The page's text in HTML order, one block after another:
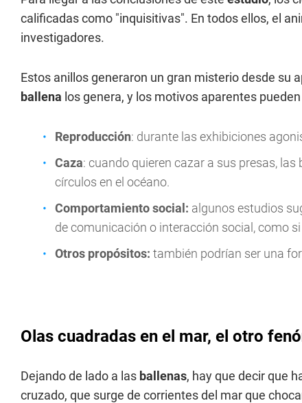
calificadas como "inquisitivas". En todos ellos, el
investigadores.
Estos anillos generaron un gran misterio desde su
ballena los genera, y los motivos aparentes
Reproducción: durante las exhibiciones
Caza: cuando quieren cazar a sus presas,
círculos en el océano.
Comportamiento social: algunos estudios
de comunicación o interacción social, como
Otros propósitos: también podrían ser una
Olas cuadradas en el mar, el otro
Dejando de lado a las ballenas, hay que decir que
cruzado, que surge de corrientes del mar que